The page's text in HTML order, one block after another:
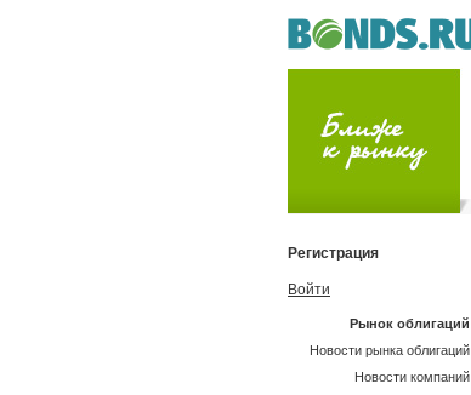
Регистрация
Войти
Рынок облигаций
Новости рынка облигаций
Новости компаний